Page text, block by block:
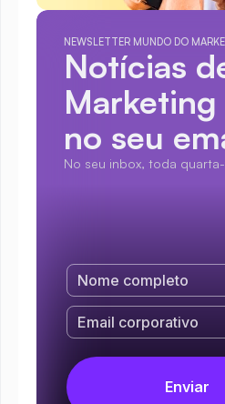
NEWSLETTER MUNDO DO
Notícias
Marketing
no seu
No seu inbox, toda